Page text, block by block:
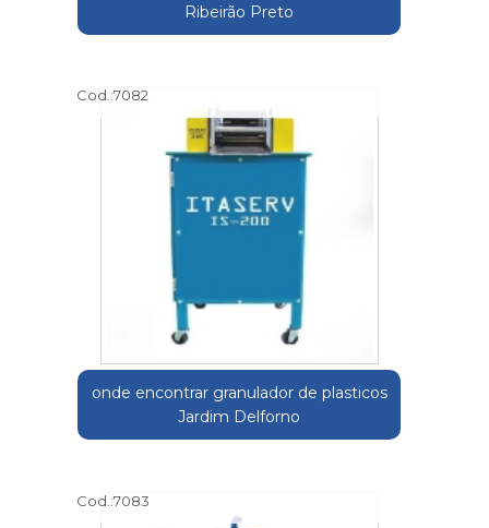
Ribeirão Preto
Cod.:7082
onde encontrar granulador de plasticos
Jardim Delforno
Cod.:7083